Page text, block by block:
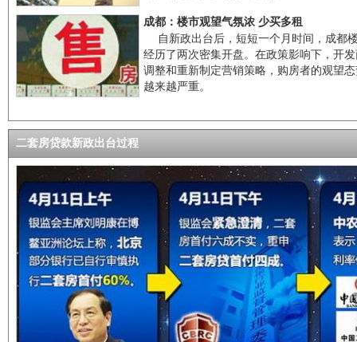
成都：楼市观望气氛浓 少买多租
自新政出台后，短短一个月时间，成都
经历了两次密集开盘。在政策影响下，开
调整和重新制定营销策略，购房者的观望
越来越严重。
二套房贷款新政出台过程